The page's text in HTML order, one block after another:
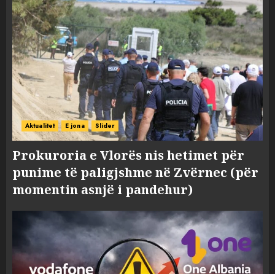
Aktualitet E jona Slider
Prokuroria e Vlorës nis hetimet për
punime të paligjshme në Zvërnec (për
momentin asnjë i pandehur)